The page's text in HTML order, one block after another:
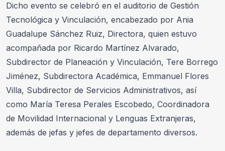
Dicho evento se celebró en el auditorio de Gestión
Tecnológica y Vinculación, encabezado por Ania
Guadalupe Sánchez Ruiz, Directora, quien estuvo
acompañada por Ricardo Martínez Alvarado,
Subdirector de Planeación y Vinculación, Tere Borrego
Jiménez, Subdirectora Académica, Emmanuel Flores
Villa, Subdirector de Servicios Administrativos, así
como María Teresa Perales Escobedo, Coordinadora
de Movilidad Internacional y Lenguas Extranjeras,
además de jefas y jefes de departamento diversos.